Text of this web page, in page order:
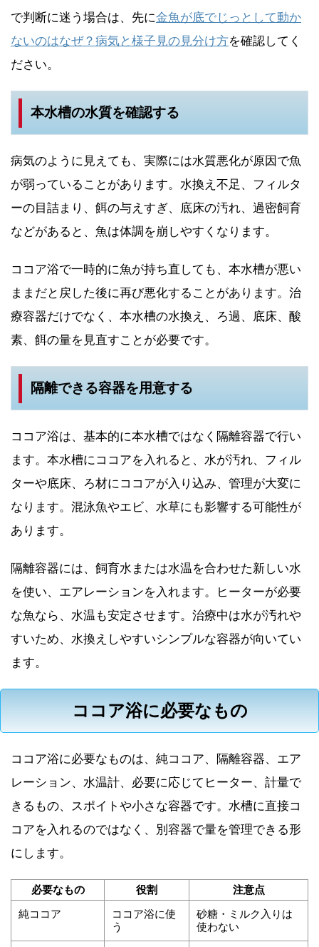
で判断に迷う場合は、先に金魚が底でじっとして動か
ないのはなぜ？病気と様子見の見分け方を確認してく
ださい。
本水槽の水質を確認する
病気のように見えても、実際には水質悪化が原因で魚
が弱っていることがあります。水換え不足、フィルタ
ーの目詰まり、餌の与えすぎ、底床の汚れ、過密飼育
などがあると、魚は体調を崩しやすくなります。
ココア浴で一時的に魚が持ち直しても、本水槽が悪い
ままだと戻した後に再び悪化することがあります。治
療容器だけでなく、本水槽の水換え、ろ過、底床、酸
素、餌の量を見直すことが必要です。
隔離できる容器を用意する
ココア浴は、基本的に本水槽ではなく隔離容器で行い
ます。本水槽にココアを入れると、水が汚れ、フィル
ターや底床、ろ材にココアが入り込み、管理が大変に
なります。混泳魚やエビ、水草にも影響する可能性が
あります。
隔離容器には、飼育水または水温を合わせた新しい水
を使い、エアレーションを入れます。ヒーターが必要
な魚なら、水温も安定させます。治療中は水が汚れや
すいため、水換えしやすいシンプルな容器が向いてい
ます。
ココア浴に必要なもの
ココア浴に必要なものは、純ココア、隔離容器、エア
レーション、水温計、必要に応じてヒーター、計量で
きるもの、スポイトや小さな容器です。水槽に直接コ
コアを入れるのではなく、別容器で量を管理できる形
にします。
必要なもの 役割
注意点
純ココア
ココア浴に使
う
砂糖・ミルク入りは
使わない